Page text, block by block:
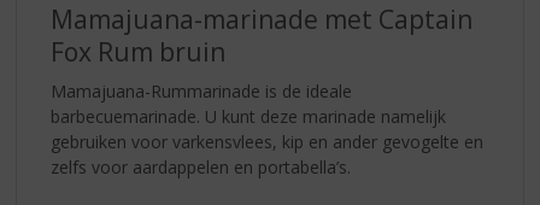
Mamajuana-marinade met Captain
Fox Rum bruin
Mamajuana-Rummarinade is de ideale
barbecuemarinade. U kunt deze marinade namelijk
gebruiken voor varkensvlees, kip en ander gevogelte en
zelfs voor aardappelen en portabella’s.